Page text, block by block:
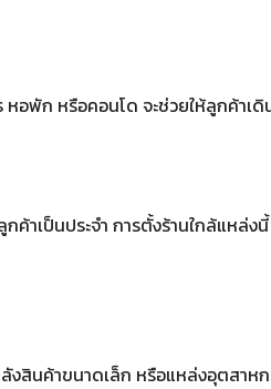
ก หรือคอนโด จะช่วยให้ลูกค้าเดิน
าเป็นประจำ การตั้งร้านใกล้แหล่
นค้าขนาดเล็ก หรือแหล่งอุตสาหก